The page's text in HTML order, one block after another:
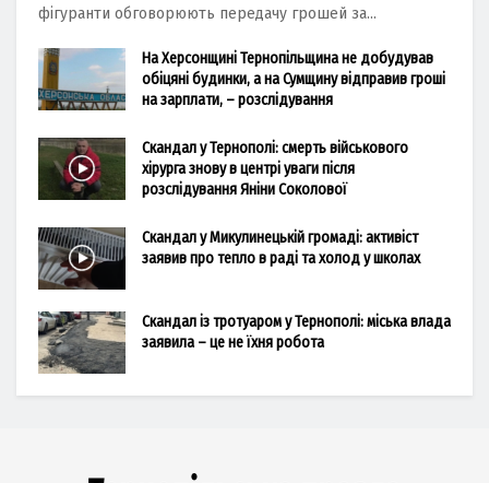
фігуранти обговорюють передачу грошей за...
На Херсонщині Тернопільщина не добудував
обіцяні будинки, а на Сумщину відправив гроші
на зарплати, – розслідування
Скандал у Тернополі: смерть військового
хірурга знову в центрі уваги після
розслідування Яніни Соколової
Скандал у Микулинецькій громаді: активіст
заявив про тепло в раді та холод у школах
Скандал із тротуаром у Тернополі: міська влада
заявила – це не їхня робота